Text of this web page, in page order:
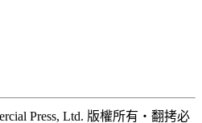
Press, Ltd. 版權所有‧翻拷必